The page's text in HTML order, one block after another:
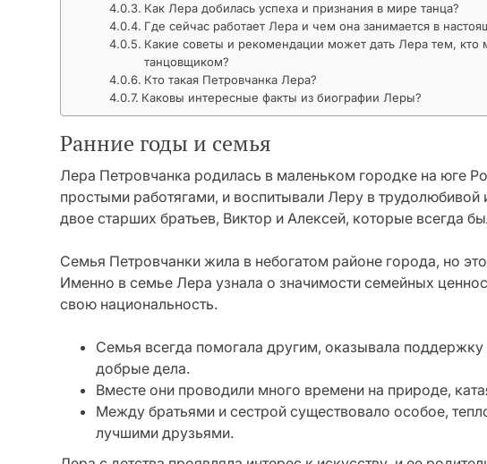
Как Лера добилась успеха и признания в мире танца?
Где сейчас работает Лера и чем она занимается в
Какие советы и рекомендации может дать Лера тем, кто
танцовщиком?
Кто такая Петровчанка Лера?
Каковы интересные факты из биографии Леры?
Ранние годы и семья
Лера Петровчанка родилась в маленьком городке на юге
простыми работягами, и воспитывали Леру в
двое старших братьев, Виктор и Алексей, которые всегда
Семья Петровчанки жила в небогатом районе города, но
Именно в семье Лера узнала о значимости семейных
свою национальность.
Семья всегда помогала другим, оказывала
добрые дела.
Вместе они проводили много времени на природе,
Между братьями и сестрой существовало особое,
лучшими друзьями.